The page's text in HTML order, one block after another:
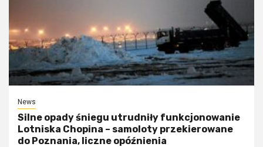
News
Silne opady śniegu utrudniły funkcjonowanie
Lotniska Chopina – samoloty przekierowane
do Poznania, liczne opóźnienia